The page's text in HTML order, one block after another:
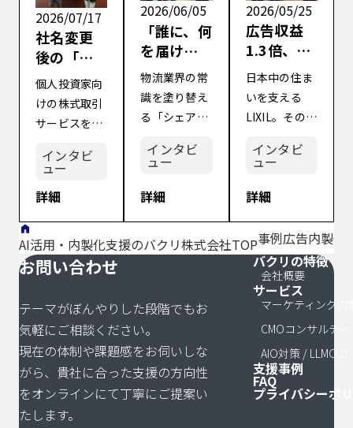
2026/07/17
社名変更
後の「知
名度の
壁」を突
破し、組
意識まで
変えたバ
クリの圧
量。
個人投資家向
けの株式取引
サービスを展
ブランドとし
を切った株式
会社SBIネオ
トレード証券
様。しかし、
う知名度の低
下と、社内の
マーケティン
グ専門人材の
不足という二
重苦に直面し
ていました。
インタビ
ュー
詳細
2026/06/05
「誰に、何
を届ける
か」の混
迷を打
破。LTV 4
倍を実現
した、バ
クリによ
るマーケ
ティング
の全体最
適と圧倒
物流業界の常
識を塗り替え
る「シェアリ
フォーム」を
長を続ける株
し、その裏側
場ニーズの乖
離という、成
長企業特有の
「痛みを伴う
課題」に直面
インタビ
ュー
詳細
2026/05/25
広告収益
1.3倍、組
織のナレ
ッジも飛
躍。LIXIL
が「既存
代理店の
枠」を超
えたバク
リの伴走
に託し
た、次世
代のEC戦
略
日本中の住ま
いを支える
LIXIL。その中
欠かせない
リッジ」のEC
した需要があ
る一方で、市
場環境の変化
や社内のマー
ケティングナ
レッジの不足
という課題に
直面していま
した。 既存の
インタビ
ュー
詳細
AI活用・内製化支援のバクリ株式会社TOP事例広告内製化
お問い合わせ
テーマがぼんやりした段階でもお
気軽にご相談ください。
現在の体制や課題感をお伺いしな
がら、貴社に合った支援の方向性
をオンラインにて丁寧にご提案い
たします。
サイトマッ
バクリの特徴
会社概要
サービス
マーケティング内
CMOコンサルテ
AIO対策 / LLMO
支援事例
FAQ
プライバシーポ